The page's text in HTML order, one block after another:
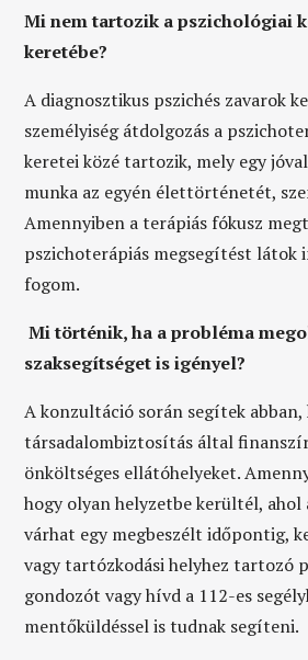
Mi nem tartozik a pszichológiai
keretébe?
A diagnosztikus pszichés zavarok
személyiség átdolgozás a
keretei közé tartozik, mely egy
munka az egyén élettörténetét,
Amennyiben a terápiás fókusz
pszichoterápiás megsegítést látok
fogom.
Mi történik, ha a probléma
szaksegítséget is igényel?
A konzultáció során segítek abban,
társadalombiztosítás által
önköltséges ellátóhelyeket.
hogy olyan helyzetbe kerültél, ahol
várhat egy megbeszélt időpontig,
vagy tartózkodási helyhez tartozó
gondozót vagy hívd a 112-es
mentőküldéssel is tudnak segíteni.